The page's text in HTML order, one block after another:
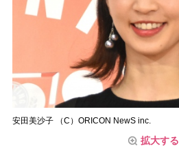
安田美沙子 （C）ORICON NewS inc.
拡大する